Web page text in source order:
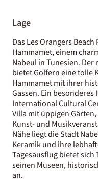
Lage
Das Les Orangers
Hammamet, einem
Nabeul in Tunesien. Der
bietet Golfern eine tolle
Hammamet mit ihrer
Gassen. Ein
International Cultural
Villa mit üppigen
Kunst- und
Nähe liegt die Stadt
Keramik und ihre
Tagesausflug bietet
seinen Museen,
an.